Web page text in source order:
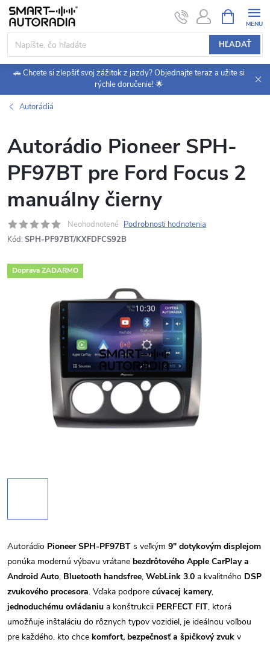
Prejsť
obsah
HĽADAŤ
KOŠÍK
🚗 Chcete si zlepšiť svoj zážitok z jazdy? Objednajte teraz a užite si
rýchle doručenie! 🌟
Autorádiá
Autorádio Pioneer SPH-
PF97BT pre Ford Focus 2
manuálny čierny
Neohodnotené Podrobnosti hodnotenia
Kód: SPH-PF97BT/KXFDFCS92B
Doprava ZADARMO
Autorádio Pioneer SPH-PF97BT s veľkým 9" dotykovým displejom
ponúka modernú výbavu vrátane bezdrôtového Apple CarPlay a
Android Auto, Bluetooth handsfree, WebLink 3.0 a kvalitného DSP
zvukového procesora. Vďaka podpore cúvacej kamery,
jednoduchému ovládaniu a konštrukcii PERFECT FIT, ktorá
umožňuje inštaláciu do rôznych typov vozidiel, je ideálnou voľbou
pre každého, kto chce komfort, bezpečnosť a špičkový zvuk v